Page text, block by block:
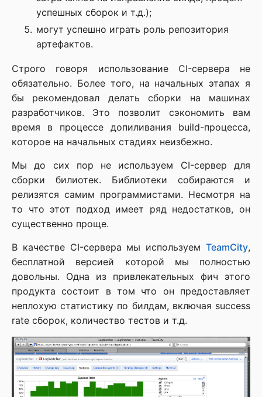
успешных сборок и т.д.);
могут успешно играть роль репозитория
артефактов.
Строго говоря использование CI-сервера не
обязательно. Более того, на начальных этапах я
бы рекомендовал делать сборки на машинах
разработчиков. Это позволит сэкономить вам
время в процессе допиливания build-процесса,
которое на начальных стадиях неизбежно.
Мы до сих пор не используем CI-сервер для
сборки билиотек. Библиотеки собираются и
релизятся самим программистами. Несмотря на
то что этот подход имеет ряд недостатков, он
существенно проще.
В качестве CI-сервера мы используем TeamCity,
бесплатной версией которой мы полностью
довольны. Одна из привлекательных фич этого
продукта состоит в том что он предоставляет
неплохую статистику по билдам, включая success
rate сборок, количество тестов и т.д.